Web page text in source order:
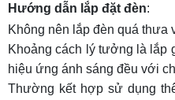
Hướng dẫn lắp đặt đèn:
Không nên lắp đèn quá thưa
Khoảng cách lý tưởng là lắp
hiệu ứng ánh sáng đều với
Thường kết hợp sử dụng